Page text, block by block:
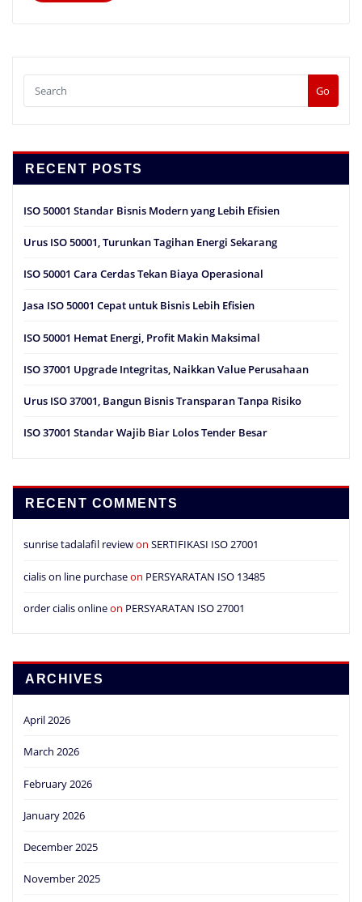
Go
RECENT POSTS
ISO 50001 Standar Bisnis Modern yang Lebih Efisien
Urus ISO 50001, Turunkan Tagihan Energi Sekarang
ISO 50001 Cara Cerdas Tekan Biaya Operasional
Jasa ISO 50001 Cepat untuk Bisnis Lebih Efisien
ISO 50001 Hemat Energi, Profit Makin Maksimal
ISO 37001 Upgrade Integritas, Naikkan Value Perusahaan
Urus ISO 37001, Bangun Bisnis Transparan Tanpa Risiko
ISO 37001 Standar Wajib Biar Lolos Tender Besar
RECENT COMMENTS
sunrise tadalafil reviewon SERTIFIKASI ISO 27001
cialis on line purchaseon PERSYARATAN ISO 13485
order cialis onlineon PERSYARATAN ISO 27001
ARCHIVES
April 2026
March 2026
February 2026
January 2026
December 2025
November 2025